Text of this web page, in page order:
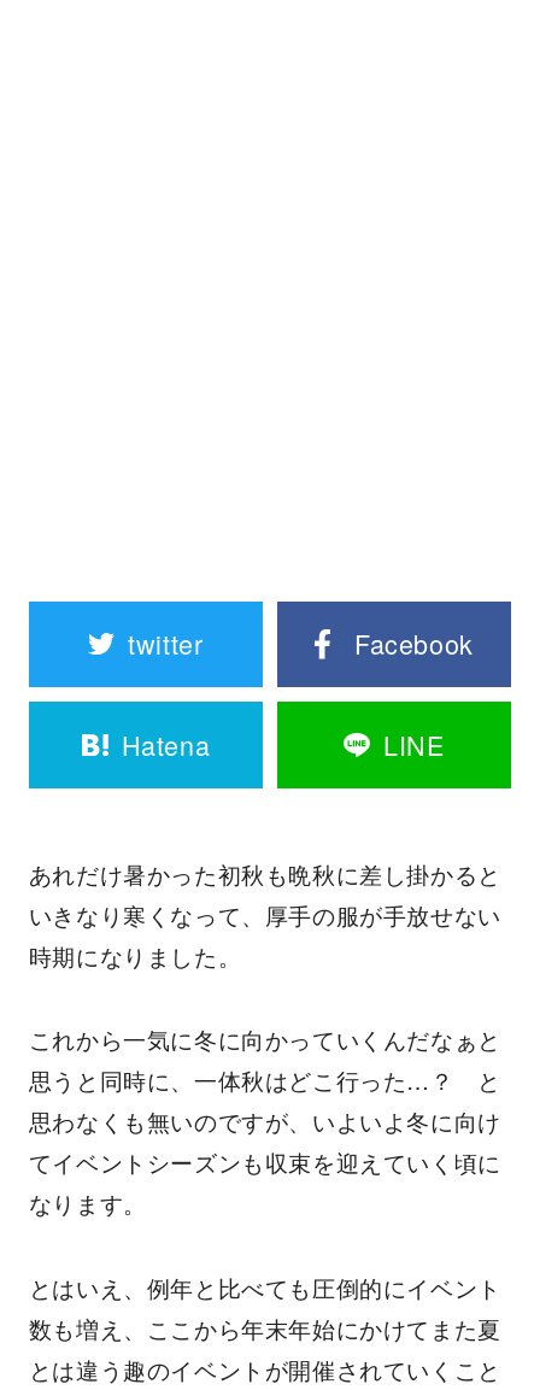
twitter Facebook
Hatena LINE
あれだけ暑かった初秋も晩秋に差し掛かると
いきなり寒くなって、厚手の服が手放せない
時期になりました。
これから一気に冬に向かっていくんだなぁと
思うと同時に、一体秋はどこ行った…？ と
思わなくも無いのですが、いよいよ冬に向け
てイベントシーズンも収束を迎えていく頃に
なります。
とはいえ、例年と比べても圧倒的にイベント
数も増え、ここから年末年始にかけてまた夏
とは違う趣のイベントが開催されていくこと